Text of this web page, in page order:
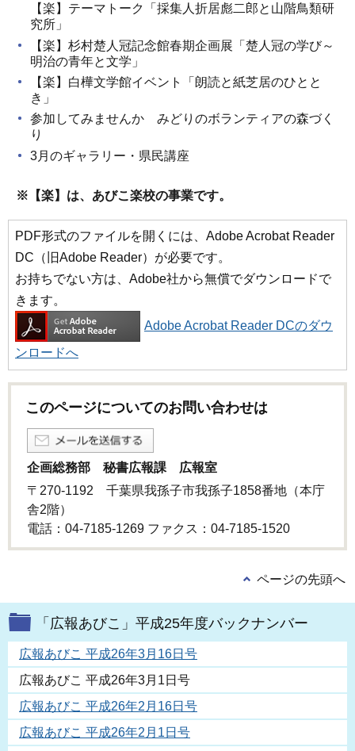
【楽】テーマトーク「採集人折居彪二郎と山階鳥類研
究所」
【楽】杉村楚人冠記念館春期企画展「楚人冠の学び～
明治の青年と文学」
【楽】白樺文学館イベント「朗読と紙芝居のひとと
き」
参加してみませんか みどりのボランティアの森づく
り
3月のギャラリー・県民講座
※【楽】は、あびこ楽校の事業です。
PDF形式のファイルを開くには、Adobe Acrobat Reader
DC（旧Adobe Reader）が必要です。
お持ちでない方は、Adobe社から無償でダウンロードで
きます。
Adobe Acrobat Reader DCのダウ
ンロードへ
このページについてのお問い合わせは
企画総務部 秘書広報課 広報室
〒270-1192 千葉県我孫子市我孫子1858番地（本庁
舎2階）
電話：04-7185-1269 ファクス：04-7185-1520
ページの先頭へ
「広報あびこ」平成25年度バックナンバー
広報あびこ 平成26年3月16日号
広報あびこ 平成26年3月1日号
広報あびこ 平成26年2月16日号
広報あびこ 平成26年2月1日号